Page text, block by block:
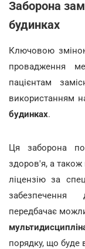
Заборона
будинках
Ключовою
провадження
пацієнтам
використанням
будинках.
Ця заборона
здоров'я, а також
ліцензію за
забезпечення
передбачає
порядку, що